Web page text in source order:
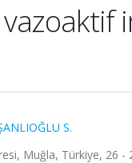
S.
Muğla, Türkiye, 26